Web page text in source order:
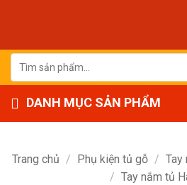
dung
Tìm
kiếm:
DANH MỤC SẢN PHẨM
Trang chủ / Phụ kiện tủ gỗ / Tay
/ Tay nắm tủ